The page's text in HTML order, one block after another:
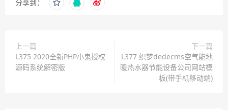
分享到：
上一篇
L375 2020全新PHP小鬼授权
源码系统解密版
下一篇
L377 织梦dedecms空气能地
暖热水器节能设备公司网站模
板(带手机移动端)